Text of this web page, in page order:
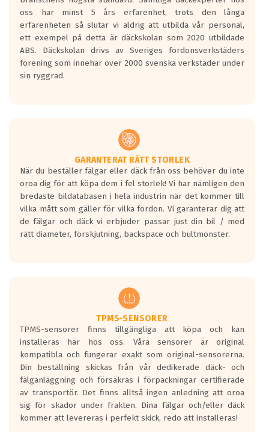
Inga D eller G betyg delas ut för
personbilar och lätta lastbilar.
Betyget sätts efter ett test där däcken
skall bromsa in på en väg där det ligger
0.5-1.5 mm vatten.
I 80km/h kommer skillnaden på
Vid körning i över 50km/h brukar
rullmotståndets ljud överträffa
motorljudet.
På däckmärkningen kommer det finnas
en symbol av ett däck med vågar. Hög
bullernivå markeras med svarta vågor
medans de vita vågorna påvisar om det är
ett tyst däck.
regelverket som introduceras år 2016.
Ett däck med två svarta vågor är redan
godkända för år 2016 nya regelverk.
Ett däck med en svart våg kommer vara
minst tre decibel tystare än det
regelverk som börjar gälla 2016.
oss har minst 5 års erfarenhet, trots den långa
erfarenheten så slutar vi aldrig att utbilda vår personal,
ett exempel på detta är däckskolan som 2020 utbildade
ABS. Däckskolan drivs av Sveriges fordonsverkstäders
förening som innehar över 2000 svenska verkstäder under
sin ryggrad.
GARANTERAT RÄTT STORLEK
När du beställer fälgar eller däck från oss behöver du inte
oroa dig för att köpa dem i fel storlek! Vi har nämligen den
bredaste bildatabasen i hela industrin när det kommer till
vilka mått som gäller för vilka fordon. Vi garanterar dig att
de fälgar och däck vi erbjuder passar just din bil / med
rätt diameter, förskjutning, backspace och bultmönster.
TPMS-SENSORER
TPMS-sensorer finns tillgängliga att köpa och kan
installeras här hos oss. Våra sensorer är original
kompatibla och fungerar exakt som original-sensorerna.
Din beställning skickas från vår dedikerade däck- och
fälganläggning och försäkras i förpackningar certifierade
av transportör. Det finns alltså ingen anledning att oroa
sig för skador under frakten. Dina fälgar och/eller däck
kommer att levereras i perfekt skick, redo att installeras!